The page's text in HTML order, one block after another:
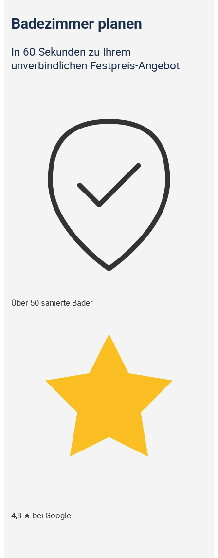
Badezimmer planen
In 60 Sekunden zu Ihrem
unverbindlichen Festpreis-Angebot
Über 50 sanierte Bäder
4,8 ★ bei Google